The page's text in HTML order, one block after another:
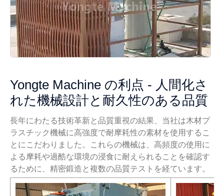
Yongte Machine の利点 - 人間化さ
れた機械設計と耐久性のある品質
長年にわたる技術革新と品質重視の結果、当社は木材プ
ラスチック機械に高強度で耐摩耗性の素材を使用するこ
とにこだわりました。これらの機械は、高頻度の使用に
よる摩耗や過酷な環境の浸食に耐えられることを確認す
るために、精密鍛造と複数の品質テストを経ています。